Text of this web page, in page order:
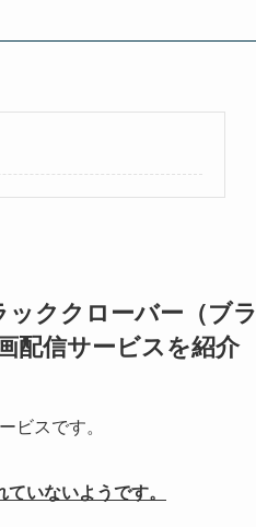
ククローバー（ブ
配信サービスを紹介
ビスです。
いないようです。